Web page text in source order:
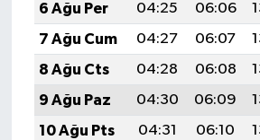
6 Ağu Per
04:25 06:06
7 Ağu Cum
04:27 06:07
8 Ağu Cts
04:28 06:08
9 Ağu Paz
04:30 06:09
10 Ağu Pts
04:31 06:10